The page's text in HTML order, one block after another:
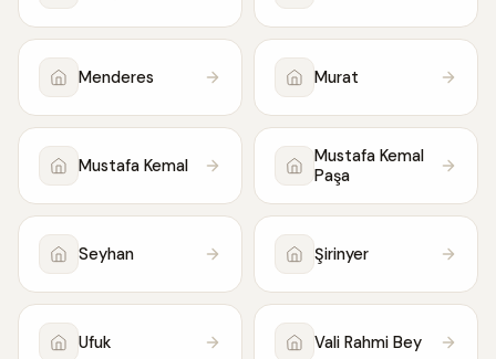
Menderes Murat
Mustafa Kemal
Mustafa Kemal
Paşa
Seyhan Şirinyer
Ufuk Vali Rahmi Bey